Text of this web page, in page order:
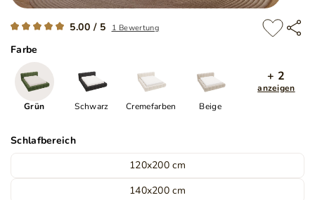
5.00 / 5 1 Bewertung
Farbe
Grün Schwarz Cremefarben Beige
+ 2
anzeigen
Schlafbereich
120x200 cm
140x200 cm